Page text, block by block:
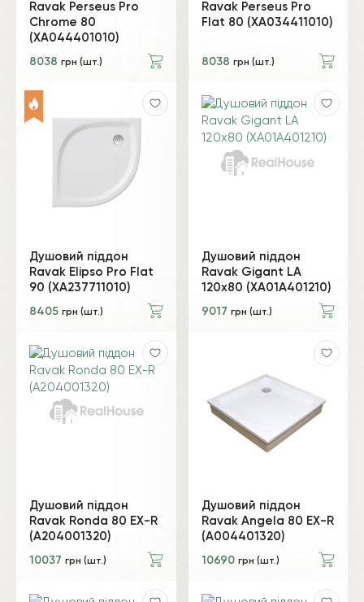
Ravak Perseus Pro
Chrome 80
(XA044401010)
8038 грн (шт.)
Ravak Perseus Pro
Flat 80 (XA034411010)
8038 грн (шт.)
Душовий піддон
Ravak Elipso Pro Flat
90 (XA237711010)
8405 грн (шт.)
Душовий піддон
Ravak Gigant LA
120х80 (XA01A401210)
9017 грн (шт.)
Душовий піддон
Ravak Ronda 80 EX-R
(A204001320)
10037 грн (шт.)
Душовий піддон
Ravak Angela 80 EX-R
(A004401320)
10690 грн (шт.)